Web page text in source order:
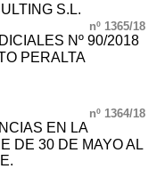
S.L.
nº 1365/18
Nº 90/2018
PERALTA
nº 1364/18
EN LA
DE 30 DE MAYO AL